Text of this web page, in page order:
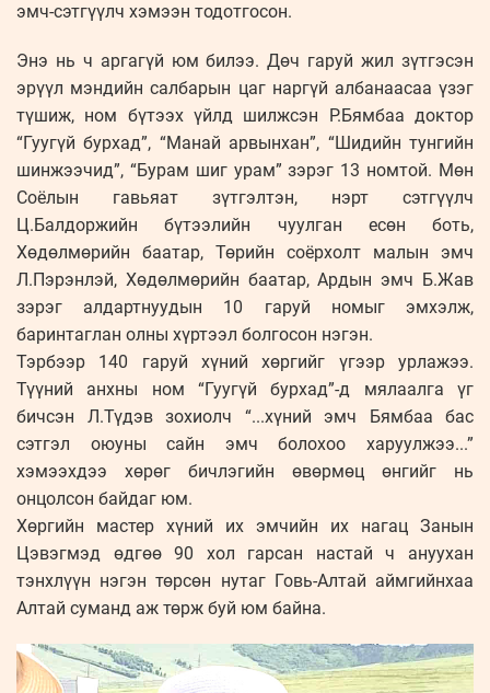
эмч-сэтгүүлч хэмээн тодотгосон.
Энэ нь ч аргагүй юм билээ. Дөч гаруй жил зүтгэсэн
эрүүл мэндийн салбарын цаг наргүй албанаасаа үзэг
түшиж, ном бүтээх үйлд шилжсэн Р.Бямбаа доктор
“Гуугүй бурхад”, “Манай арвынхан”, “Шидийн тунгийн
шинжээчид”, “Бурам шиг урам” зэрэг 13 номтой. Мөн
Соёлын гавьяат зүтгэлтэн, нэрт сэтгүүлч
Ц.Балдоржийн бүтээлийн чуулган есөн боть,
Хөдөлмөрийн баатар, Төрийн соёрхолт малын эмч
Л.Пэрэнлэй, Хөдөлмөрийн баатар, Ардын эмч Б.Жав
зэрэг алдартнуудын 10 гаруй номыг эмхэлж,
баринтаглан олны хүртээл болгосон нэгэн.
Тэрбээр 140 гаруй хүний хөргийг үгээр урлажээ.
Түүний анхны ном “Гуугүй бурхад”-д мялаалга үг
бичсэн Л.Түдэв зохиолч “...хүний эмч Бямбаа бас
сэтгэл оюуны сайн эмч болохоо харуулжээ...”
хэмээхдээ хөрөг бичлэгийн өвөрмөц өнгийг нь
онцолсон байдаг юм.
Хөргийн мастер хүний их эмчийн их нагац Занын
Цэвэгмэд өдгөө 90 хол гарсан настай ч ануухан
тэнхлүүн нэгэн төрсөн нутаг Говь-Алтай аймгийнхаа
Алтай суманд аж төрж буй юм байна.